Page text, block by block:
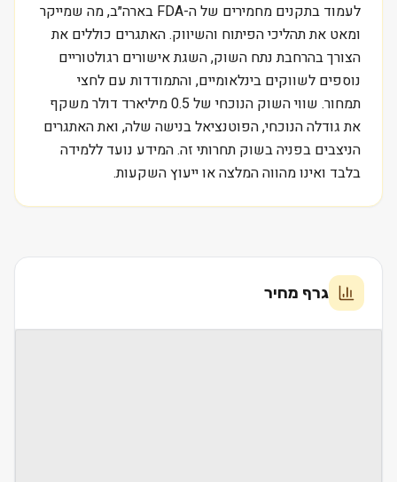
לעמוד בתקנים מחמירים של ה-FDA בארה״ב, מה שמייקר
ומאט את תהליכי הפיתוח והשיווק. האתגרים כוללים את
הצורך בהרחבת נתח השוק, השגת אישורים רגולטוריים
נוספים לשווקים בינלאומיים, והתמודדות עם לחצי
תמחור. שווי השוק הנוכחי של 0.5 מיליארד דולר משקף
את גודלה הנוכחי, הפוטנציאל בנישה שלה, ואת האתגרים
הניצבים בפניה בשוק תחרותי זה. המידע נועד ללמידה
בלבד ואינו מהווה המלצה או ייעוץ השקעות.
גרף מחיר